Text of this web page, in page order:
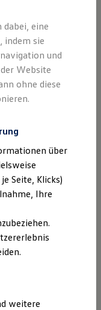
EU Data Act
Widerrufen
und
dabei, eine
indem sie
und
Website
ohne diese
über
Seite, Klicks)
Ihre
weitere